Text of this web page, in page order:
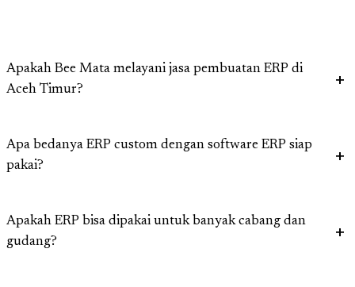
Apakah Bee Mata melayani jasa pembuatan ERP di
Aceh Timur?
Apa bedanya ERP custom dengan software ERP siap
pakai?
Apakah ERP bisa dipakai untuk banyak cabang dan
gudang?